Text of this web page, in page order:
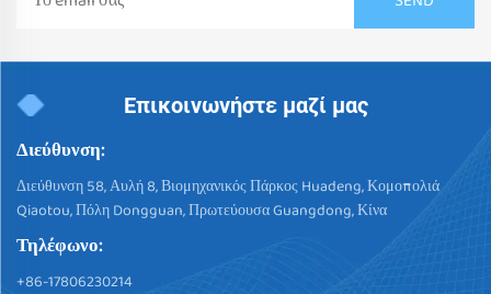
Επικοινωνήστε μαζί μας
Διεύθυνση:
Διεύθυνση 58, Αυλή 8, Βιομηχανικός Πάρκος Huadeng, Κομοπολιά
Qiaotou, Πόλη Dongguan, Πρωτεύουσα Guangdong, Κίνα
Τηλέφωνο:
+86-17806230214